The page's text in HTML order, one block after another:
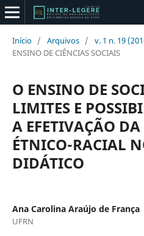
Início / Arquivos / v. 1 n. 19
ENSINO DE CIÊNCIAS SOCIAIS
O ENSINO DE
LIMITES E
A EFETIVAÇÃO
ÉTNICO-RACIAL
DIDÁTICO
Ana Carolina Araújo de França
UFRN